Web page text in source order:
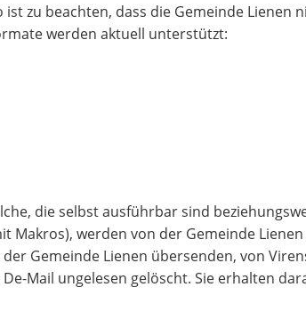
zu beachten, dass die Gemeinde
werden aktuell unterstützt:
die selbst ausführbar sind
Makros), werden von der Gemeinde
Gemeinde Lienen übersenden, von
Mail ungelesen gelöscht. Sie erhalten